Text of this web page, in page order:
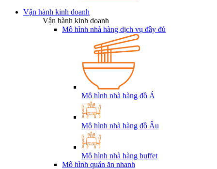
Vận hành kinh doanh
Vận hành kinh doanh
Mô hình nhà hàng dịch vụ đầy đủ
Mô hình nhà hàng đồ Á
Mô hình nhà hàng đồ Âu
Mô hình nhà hàng buffet
Mô hình quán ăn nhanh